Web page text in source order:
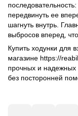
передвинуть ее
шагнуть внутрь.
выбросов вперед,
Купить ходунки для
магазине https://
прочных и надежных
без посторонней